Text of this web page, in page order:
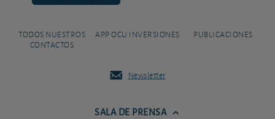
TODOS NUESTROS
CONTACTOS
APP OCU INVERSIONES PUBLICACIONES
Newsletter
SALA DE PRENSA